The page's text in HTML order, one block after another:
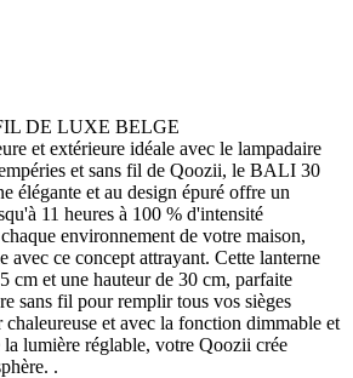
DE LUXE BELGE
et extérieure idéale avec le lampadaire
et sans fil de Qoozii, le BALI 30
élégante et au design épuré offre un
11 heures à 100 % d'intensité
environnement de votre maison,
avec ce concept attrayant. Cette lanterne
cm et une hauteur de 30 cm, parfaite
sans fil pour remplir tous vos sièges
et avec la fonction dimmable et
lumière réglable, votre Qoozii crée
.